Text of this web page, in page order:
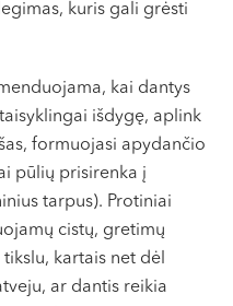
kuris gali grėsti
kai dantys
išdygę, aplink
formuojasi apydančio
pūlių prisirenka į
tarpus). Protiniai
cistų, gretimų
kartais net dėl
ar dantis reikia